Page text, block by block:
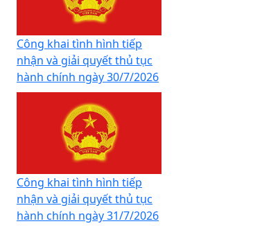
Công khai tình hình tiếp
nhận và giải quyết thủ tục
hành chính ngày 30/7/2026
Công khai tình hình tiếp
nhận và giải quyết thủ tục
hành chính ngày 31/7/2026